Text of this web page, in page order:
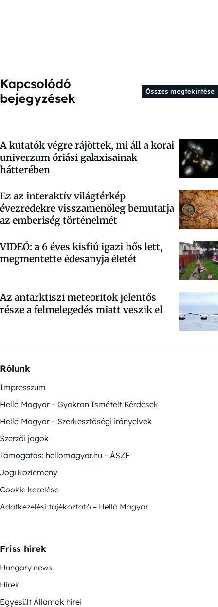
Kapcsolódó
bejegyzések
Összes megtekintése
A kutatók végre rájöttek, mi áll a korai
univerzum óriási galaxisainak
hátterében
Ez az interaktív világtérkép
évezredekre visszamenőleg bemutatja
az emberiség történelmét
VIDEÓ: a 6 éves kisfiú igazi hős lett,
megmentette édesanyja életét
Az antarktiszi meteoritok jelentős
része a felmelegedés miatt veszik el
Rólunk
Impresszum
Helló Magyar – Gyakran Ismételt Kérdések
Helló Magyar – Szerkesztőségi irányelvek
Szerzői jogok
Támogatás: hellomagyar.hu – ÁSZF
Jogi közlemény
Cookie kezelése
Adatkezelési tájékoztató – Helló Magyar
Friss hírek
Hungary news
Hírek
Egyesült Államok hírei